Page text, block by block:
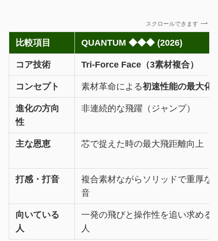
スクロールできます
比較項目 QUANTUM ◆◆◆ (2026)
コア技術 Tri-Force Face（3素材複合）
コンセプト 素材革命による初速性能の最大化
進化の方向
性
非連続的な飛躍（ジャンプ）
主な恩恵 芯で捉えた時の最大飛距離向上
打感・打音
複合素材ながらソリッドで重厚な
音
向いている
人
一発の飛びと操作性を追い求める
人